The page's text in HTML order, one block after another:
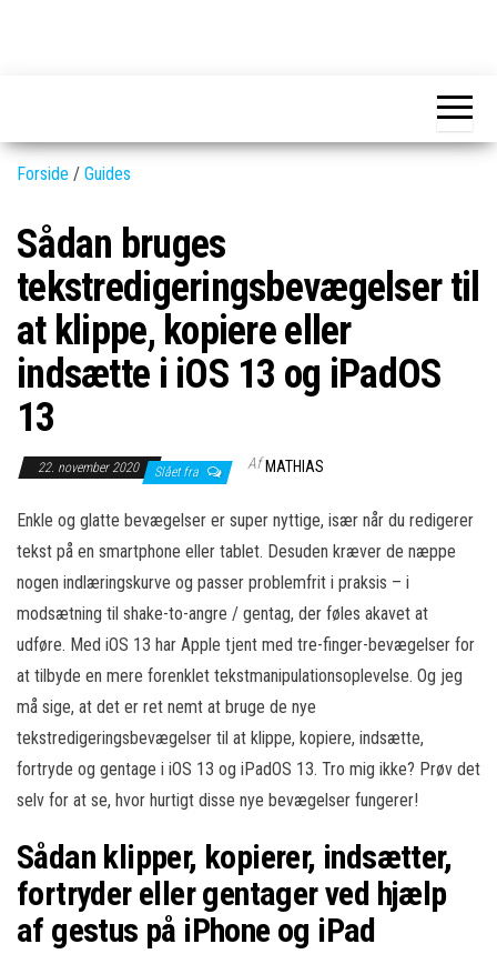
nyeste
Forside / Guides
Sådan bruges
tekstredigeringsbevægelser til
at klippe, kopiere eller
indsætte i iOS 13 og iPadOS
13
22. november 2020 Slået fra Af MATHIAS
Enkle og glatte bevægelser er super nyttige, især når du redigerer
tekst på en smartphone eller tablet. Desuden kræver de næppe
nogen indlæringskurve og passer problemfrit i praksis – i
modsætning til shake-to-angre / gentag, der føles akavet at
udføre. Med iOS 13 har Apple tjent med tre-finger-bevægelser for
at tilbyde en mere forenklet tekstmanipulationsoplevelse. Og jeg
må sige, at det er ret nemt at bruge de nye
tekstredigeringsbevægelser til at klippe, kopiere, indsætte,
fortryde og gentage i iOS 13 og iPadOS 13. Tro mig ikke? Prøv det
selv for at se, hvor hurtigt disse nye bevægelser fungerer!
Sådan klipper, kopierer, indsætter,
fortryder eller gentager ved hjælp
af gestus på iPhone og iPad